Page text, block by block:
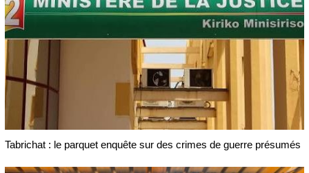
Tabrichat : le parquet enquête sur des crimes de guerre présumés